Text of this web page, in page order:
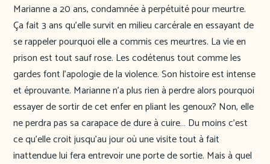
Marianne a 20 ans, condamnée à perpétuité pour meurtre.
Ça fait 3 ans qu’elle survit en milieu carcérale en essayant de
se rappeler pourquoi elle a commis ces meurtres. La vie en
prison est tout sauf rose. Les codétenus tout comme les
gardes font l’apologie de la violence. Son histoire est intense
et éprouvante. Marianne n’a plus rien à perdre alors pourquoi
essayer de sortir de cet enfer en pliant les genoux? Non, elle
ne perdra pas sa carapace de dure à cuire… Du moins c’est
ce qu’elle croit jusqu’au jour où une visite tout à fait
inattendue lui fera entrevoir une porte de sortie. Mais à quel